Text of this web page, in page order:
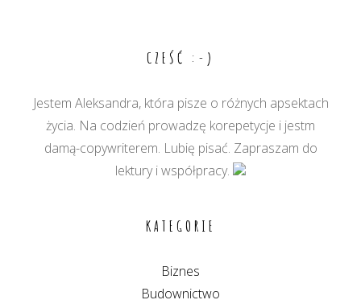
CZEŚĆ :-)
Jestem Aleksandra, która pisze o różnych apsektach
życia. Na codzień prowadzę korepetycje i jestm
damą-copywriterem. Lubię pisać. Zapraszam do
lektury i współpracy.
KATEGORIE
Biznes
Budownictwo